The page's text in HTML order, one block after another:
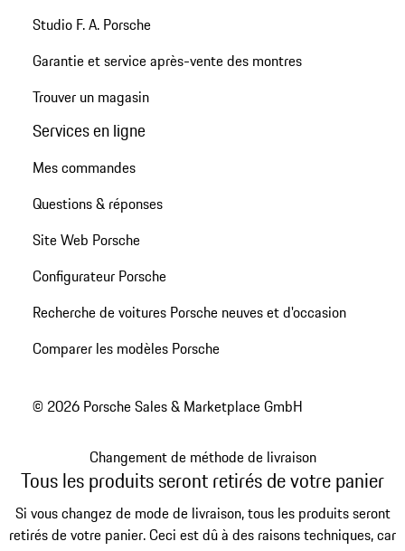
Studio F. A. Porsche
Garantie et service après-vente des montres
Trouver un magasin
Services en ligne
Mes commandes
Questions & réponses
Site Web Porsche
Configurateur Porsche
Recherche de voitures Porsche neuves et d'occasion
Comparer les modèles Porsche
© 2026 Porsche Sales & Marketplace GmbH
Changement de méthode de livraison
Tous les produits seront retirés de votre panier
Si vous changez de mode de livraison, tous les produits seront
retirés de votre panier. Ceci est dû à des raisons techniques, car